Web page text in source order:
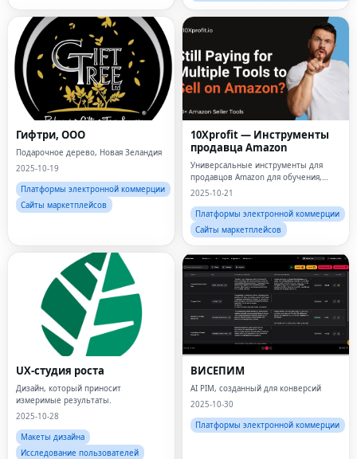
Гифтри, ООО
Подарочное дерево, Новая Зеландия
2025-10-19
Платформы электронной коммерции
Сайты маркетплейсов
10Xprofit — Инструменты
продавца Amazon
Универсальные инструменты для
продавцов Amazon для обучения,
запуска и прибыльного
2025-10-21
Платформы электронной коммерции
Сайты маркетплейсов
UX-студия роста
Дизайн, который приносит
измеримые результаты.
2025-10-28
Макеты дизайна
Исследование пользователей
ВИСЕПИМ
AI PIM, созданный для конверсий
2025-10-30
Платформы электронной коммерции